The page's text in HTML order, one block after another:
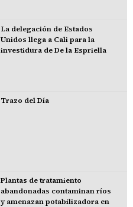
La delegación de Estados
Unidos llega a Cali para la
investidura de De la Espriella
Trazo del Día
Plantas de tratamiento
abandonadas contaminan ríos
y amenazan potabilizadora en